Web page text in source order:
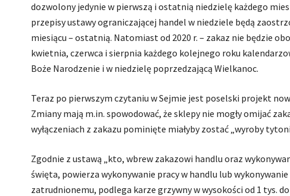
dozwolony jedynie w pierwszą i ostatnią niedzielę każdego
przepisy ustawy ograniczającej handel w niedziele będą
miesiącu – ostatnią. Natomiast od 2020 r. – zakaz nie będzie
kwietnia, czerwca i sierpnia każdego kolejnego roku
Boże Narodzenie i w niedzielę poprzedzającą Wielkanoc.
Teraz po pierwszym czytaniu w Sejmie jest poselski projekt
Zmiany mają m.in. spowodować, że sklepy nie mogły omijać
wyłączeniach z zakazu pominięte miałyby zostać „wyroby
Zgodnie z ustawą „kto, wbrew zakazowi handlu oraz
święta, powierza wykonywanie pracy w handlu lub
zatrudnionemu, podlega karze grzywny w wysokości od 1 tys. do